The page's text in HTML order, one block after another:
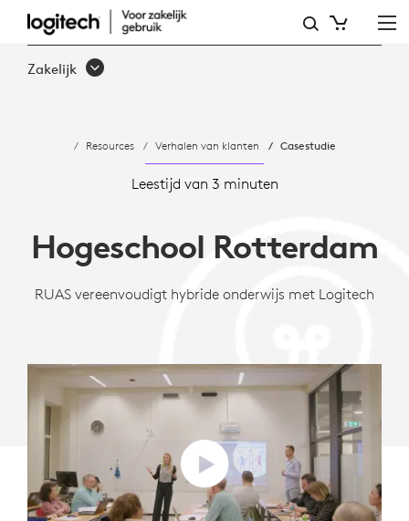
CASESTUDIE:
HOGESCHOOL
HYBRIDE
ONDERWIJS
Zakelijk
Resources Verhalen van klanten Casestudie
Leestijd van 3 minuten
Hogeschool Rotterdam
RUAS vereenvoudigt hybride onderwijs met Logitech